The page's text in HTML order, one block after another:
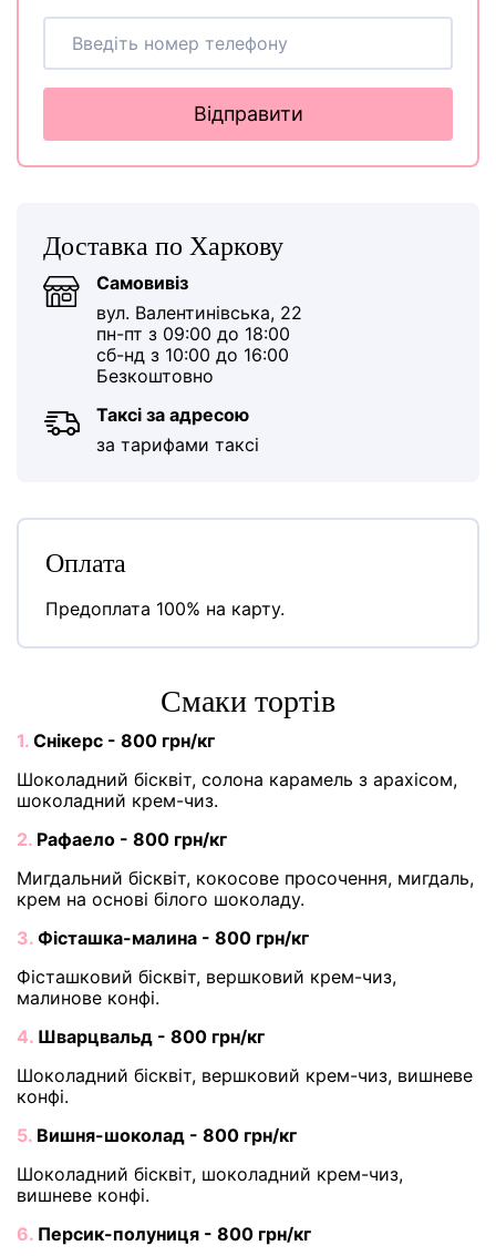
Відправити
Доставка по Харкову
Самовивіз
вул. Валентинівська, 22
пн-пт з 09:00 до 18:00
сб-нд з 10:00 до 16:00
Безкоштовно
Таксі за адресою
за тарифами таксі
Оплата
Предоплата 100% на карту.
Cмаки тортів
1. Снікерс - 800 грн/кг
Шоколадний бісквіт, солона карамель з арахісом,
шоколадний крем-чиз.
2. Рафаело - 800 грн/кг
Мигдальний бісквіт, кокосове просочення, мигдаль,
крем на основі білого шоколаду.
3. Фісташка-малина - 800 грн/кг
Фісташковий бісквіт, вершковий крем-чиз,
малинове конфі.
4. Шварцвальд - 800 грн/кг
Шоколадний бісквіт, вершковий крем-чиз, вишневе
конфі.
5. Вишня-шоколад - 800 грн/кг
Шоколадний бісквіт, шоколадний крем-чиз,
вишневе конфі.
6. Персик-полуниця - 800 грн/кг